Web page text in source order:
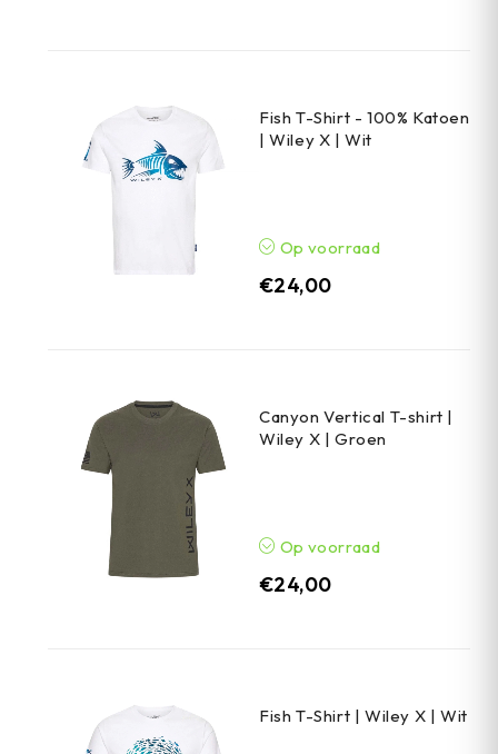
Fish T-Shirt - 100% Katoen
| Wiley X | Wit
Op voorraad
€24,00
Canyon Vertical T-shirt |
Wiley X | Groen
Op voorraad
€24,00
Fish T-Shirt | Wiley X | Wit